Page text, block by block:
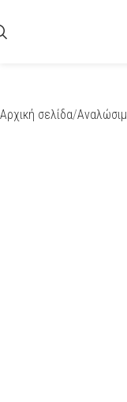
Αρχική σελίδα